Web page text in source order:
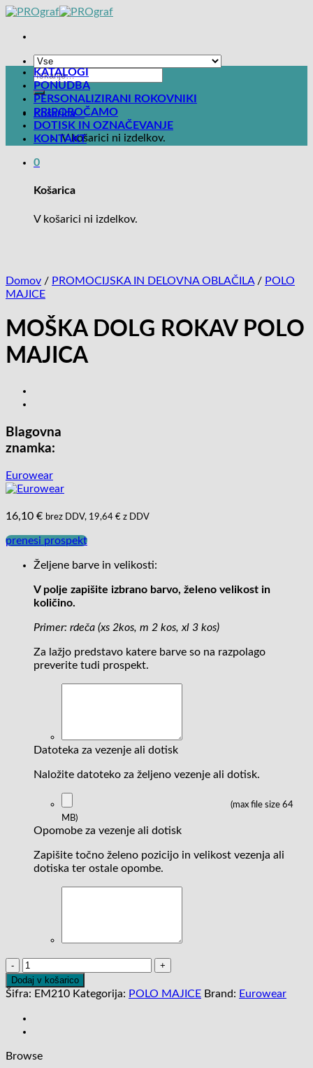
Skoči
vsebino
Išči:
Košarica0
V košarici ni izdelkov.
0
Košarica
V košarici ni izdelkov.
KATALOGI
PONUDBA
PERSONALIZIRANI ROKOVNIKI
PRIPOROČAMO
DOTISK IN OZNAČEVANJE
KONTAKT
Domov / PROMOCIJSKA IN DELOVNA OBLAČILA / POLO
MAJICE
MOŠKA DOLG ROKAV POLO
MAJICA
Blagovna
znamka:
Eurowear
16,10 € brez DDV, 19,64 € z DDV
prenesi prospekt
Željene barve in velikosti:
V polje zapišite izbrano barvo, želeno velikost in
količino.
Primer: rdeča (xs 2kos, m 2 kos, xl 3 kos)
Za lažjo predstavo katere barve so na razpolago
preverite tudi prospekt.
Datoteka za vezenje ali dotisk
Naložite datoteko za željeno vezenje ali dotisk.
(max file size 64
MB)
Opomobe za vezenje ali dotisk
Zapišite točno želeno pozicijo in velikost vezenja ali
dotiska ter ostale opombe.
MOŠKA
DOLG
ROKAV
MAJICA
količina
Dodaj v košarico
Šifra: EM210 Kategorija: POLO MAJICE Brand: Eurowear
Browse